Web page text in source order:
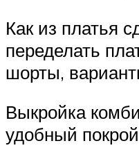
Как из платья
переделать
шорты,
Выкройка
удобный покрой